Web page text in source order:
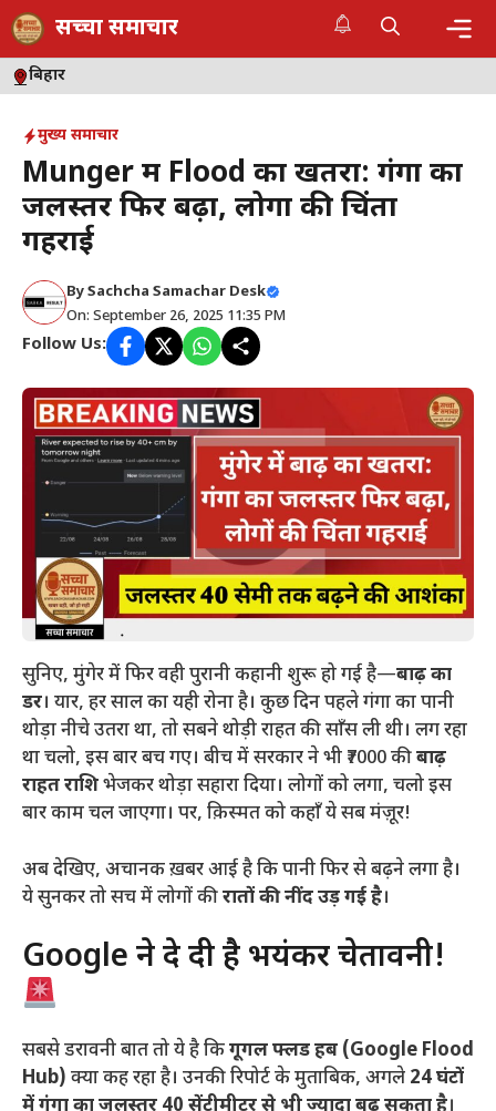
Skip
to
content
सच्चा समाचार
बिहार
मुख्य समाचार
Munger में Flood का खतरा: गंगा का
जलस्तर फिर बढ़ा, लोगों की चिंता
गहराई
BySachcha Samachar Desk
On: September 26, 2025 11:35 PM
Follow Us:
सुनिए, मुंगेर में फिर वही पुरानी कहानी शुरू हो गई है—बाढ़ का
डर। यार, हर साल का यही रोना है। कुछ दिन पहले गंगा का पानी
थोड़ा नीचे उतरा था, तो सबने थोड़ी राहत की साँस ली थी। लग रहा
था चलो, इस बार बच गए। बीच में सरकार ने भी ₹7000 कीबाढ़
राहत राशिभेजकर थोड़ा सहारा दिया। लोगों को लगा, चलो इस
बार काम चल जाएगा। पर, क़िस्मत को कहाँ ये सब मंज़ूर!
​अब देखिए, अचानक ख़बर आई है कि पानी फिर से बढ़ने लगा है।
ये सुनकर तो सच में लोगों कीरातों की नींद उड़ गई है।
​Google ने दे दी है भयंकर चेतावनी!
​सबसे डरावनी बात तो ये है किगूगल फ्लड हब (Google Flood
Hub) क्या कह रहा है। उनकी रिपोर्ट के मुताबिक, अगले 24 घंटों